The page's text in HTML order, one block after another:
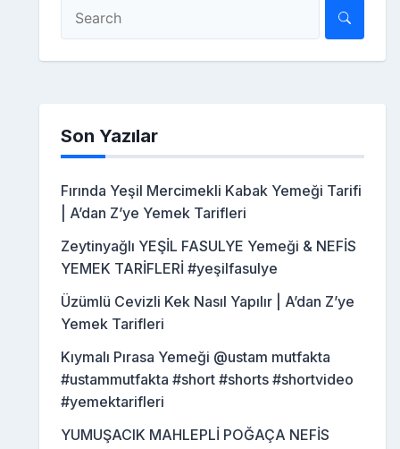
Son Yazılar
Fırında Yeşil Mercimekli Kabak Yemeği Tarifi
| A’dan Z’ye Yemek Tarifleri
Zeytinyağlı YEŞİL FASULYE Yemeği & NEFİS
YEMEK TARİFLERİ #yeşilfasulye
Üzümlü Cevizli Kek Nasıl Yapılır | A’dan Z’ye
Yemek Tarifleri
Kıymalı Pırasa Yemeği @ustam mutfakta
#ustammutfakta #short #shorts #shortvideo
#yemektarifleri
YUMUŞACIK MAHLEPLİ POĞAÇA NEFİS